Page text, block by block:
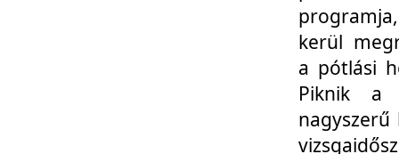
kerül
a pótlási
Piknik a